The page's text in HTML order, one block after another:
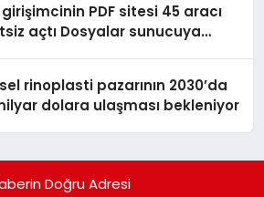
PDF sitesi 45 aracı
açtı Dosyalar sunucuya
rinoplasti pazarının 2030’da
dolara ulaşması bekleniyor
Doğru Adresi